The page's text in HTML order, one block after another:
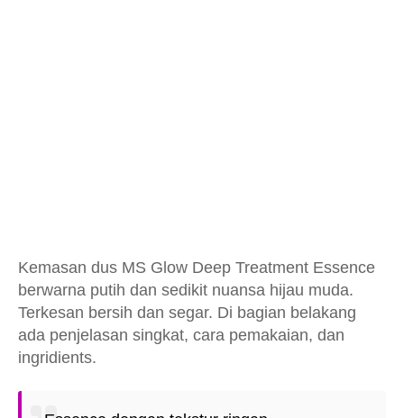
Kemasan dus MS Glow Deep Treatment Essence
berwarna putih dan sedikit nuansa hijau muda.
Terkesan bersih dan segar. Di bagian belakang
ada penjelasan singkat, cara pemakaian, dan
ingridients.